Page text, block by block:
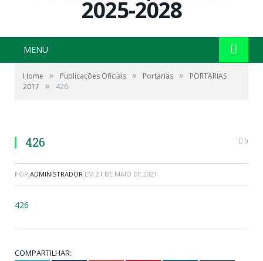
MENU
Home » Publicações Oficiais » Portarias »
PORTARIAS
2017
» 426
426 0
POR ADMINISTRADOR EM 21 DE MAIO DE 2021
426
COMPARTILHAR: